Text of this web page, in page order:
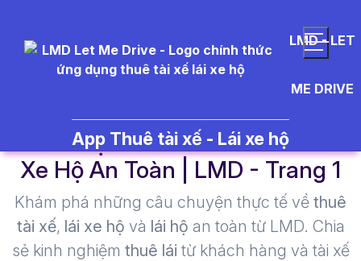
LMD - LET
ME DRIVE
App Thuê tài xế - Lái xe hộ
lái xe hộ Huế - Thuê Tài Xế Lái
Xe Hộ An Toàn | LMD - Trang 1​
Khám phá những câu chuyện thực tế về thuê
tài xế, lái xe hộ và lái hộ an toàn từ LMD. Chia
sẻ kinh nghiệm thuê lái từ khách hàng và tài xế